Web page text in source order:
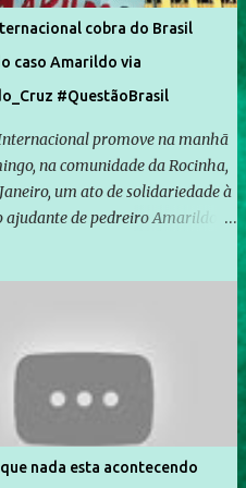
cobra do Brasil
caso Amarildo via
#QuestãoBrasil
promove na manhã
na comunidade da Rocinha,
um ato de solidariedade à
ajudante de pedreiro Amarildo de
assessora de Direitos Humanos
Internacional, Renata Neder, disse
Brasil que ações e atividades de
são feitas normalmente pela
não governamental. As ações
são promovidas em apoio
nada esta acontecendo